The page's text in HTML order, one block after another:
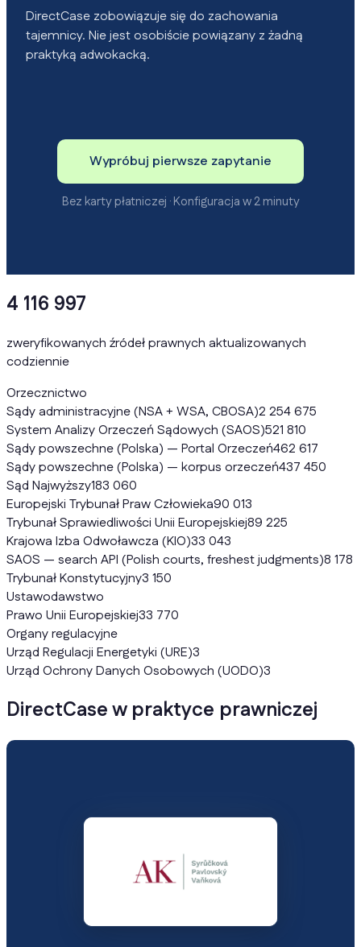
DirectCase zobowiązuje się do zachowania
tajemnicy. Nie jest osobiście powiązany z żadną
praktyką adwokacką.
Wypróbuj pierwsze zapytanie
Bez karty płatniczej · Konfiguracja w 2 minuty
4 116 997
zweryfikowanych źródeł prawnych aktualizowanych
codziennie
Orzecznictwo
Sądy administracyjne (NSA + WSA, CBOSA)2 254 675
System Analizy Orzeczeń Sądowych (SAOS)521 810
Sądy powszechne (Polska) — Portal Orzeczeń462 617
Sądy powszechne (Polska) — korpus orzeczeń437 450
Sąd Najwyższy183 060
Europejski Trybunał Praw Człowieka90 013
Trybunał Sprawiedliwości Unii Europejskiej89 225
Krajowa Izba Odwoławcza (KIO)33 043
SAOS — search API (Polish courts, freshest judgments)8 178
Trybunał Konstytucyjny3 150
Ustawodawstwo
Prawo Unii Europejskiej33 770
Organy regulacyjne
Urząd Regulacji Energetyki (URE)3
Urząd Ochrony Danych Osobowych (UODO)3
DirectCase w praktyce prawniczej